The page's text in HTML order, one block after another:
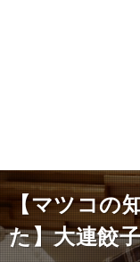
【マツコの
た】大連餃